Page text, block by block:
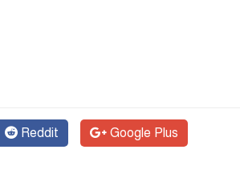
Reddit Google Plus